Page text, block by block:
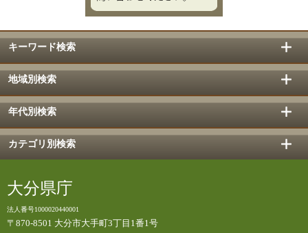
キーワード検索
地域別検索
年代別検索
カテゴリ別検索
大分県庁
法人番号1000020440001
〒870-8501 大分市大手町3丁目1番1号